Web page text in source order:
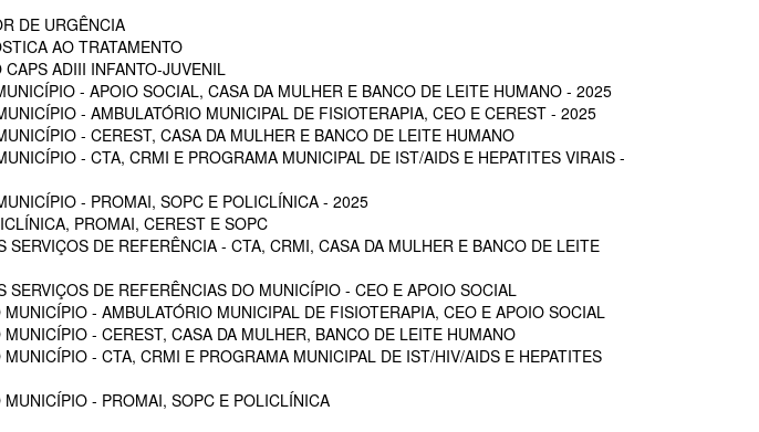
DE URGÊNCIA
AO TRATAMENTO
ADIII INFANTO-JUVENIL
- APOIO SOCIAL, CASA DA MULHER E BANCO DE LEITE HUMANO - 2025
- AMBULATÓRIO MUNICIPAL DE FISIOTERAPIA, CEO E CEREST - 2025
- CEREST, CASA DA MULHER E BANCO DE LEITE HUMANO
- CTA, CRMI E PROGRAMA MUNICIPAL DE IST/AIDS E HEPATITES VIRAIS -
- PROMAI, SOPC E POLICLÍNICA - 2025
PROMAI, CEREST E SOPC
DE REFERÊNCIA - CTA, CRMI, CASA DA MULHER E BANCO DE LEITE
DE REFERÊNCIAS DO MUNICÍPIO - CEO E APOIO SOCIAL
- AMBULATÓRIO MUNICIPAL DE FISIOTERAPIA, CEO E APOIO SOCIAL
- CEREST, CASA DA MULHER, BANCO DE LEITE HUMANO
- CTA, CRMI E PROGRAMA MUNICIPAL DE IST/HIV/AIDS E HEPATITES
- PROMAI, SOPC E POLICLÍNICA